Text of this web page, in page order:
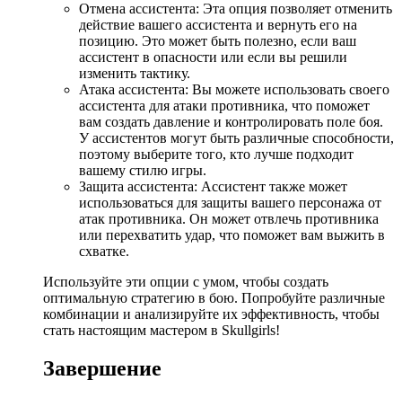
Отмена ассистента: Эта опция позволяет отменить
действие вашего ассистента и вернуть его на
позицию. Это может быть полезно, если ваш
ассистент в опасности или если вы решили
изменить тактику.
Атака ассистента: Вы можете использовать своего
ассистента для атаки противника, что поможет
вам создать давление и контролировать поле боя.
У ассистентов могут быть различные способности,
поэтому выберите того, кто лучше подходит
вашему стилю игры.
Защита ассистента: Ассистент также может
использоваться для защиты вашего персонажа от
атак противника. Он может отвлечь противника
или перехватить удар, что поможет вам выжить в
схватке.
Используйте эти опции с умом, чтобы создать
оптимальную стратегию в бою. Попробуйте различные
комбинации и анализируйте их эффективность, чтобы
стать настоящим мастером в Skullgirls!
Завершение